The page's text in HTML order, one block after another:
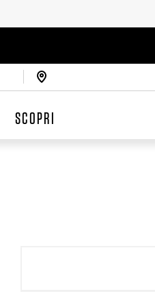
SCOPRI